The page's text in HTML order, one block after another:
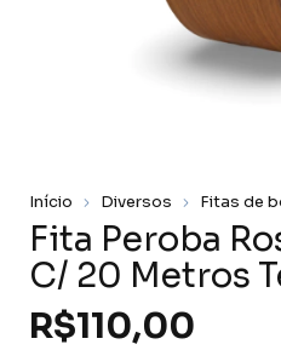
Início Diversos Fitas de
Fita Peroba
C/ 20 Metros
R$110,00